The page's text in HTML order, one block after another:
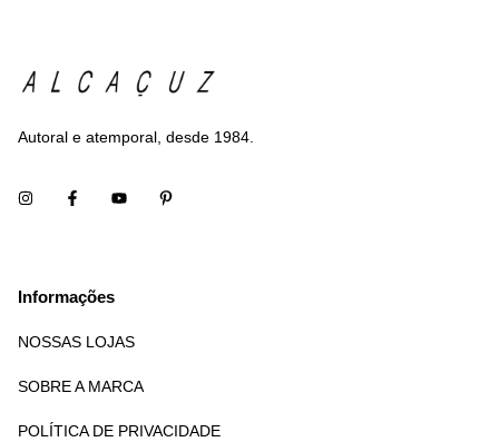
Autoral e atemporal, desde 1984.
Informações
NOSSAS LOJAS
SOBRE A MARCA
POLÍTICA DE PRIVACIDADE